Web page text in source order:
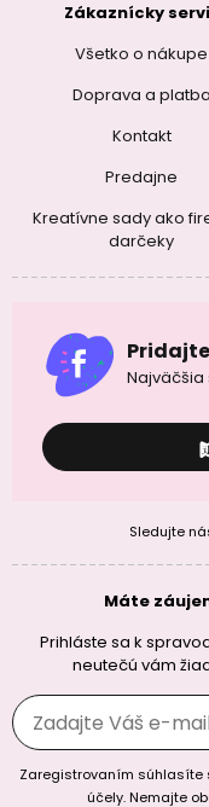
Zákaznícky
Všetko o nákupe
Doprava a platba
Kontakt
Predajne
Kreatívne sady ako
darčeky
Najväčšia
Sledujte
Máte
Prihláste sa k
neutečú vám
Zaregistrovaním súhlasíte
účely. Nemajte